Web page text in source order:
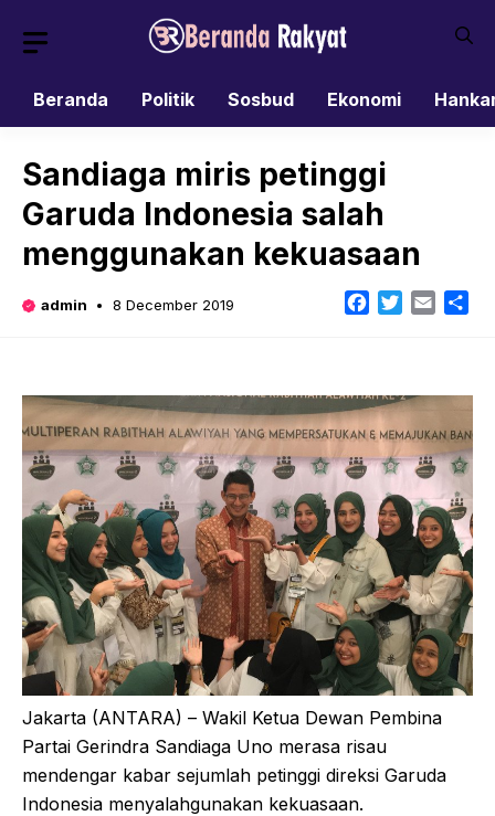
Beranda
Politik Sosbud Ekonomi
Sandiaga miris petinggi
Garuda Indonesia salah
menggunakan kekuasaan
admin 8 December 2019 Facebook
TwitterEmail
Jakarta (ANTARA) – Wakil Ketua Dewan Pembina
Partai Gerindra Sandiaga Uno merasa risau
mendengar kabar sejumlah petinggi direksi Garuda
Indonesia menyalahgunakan kekuasaan.